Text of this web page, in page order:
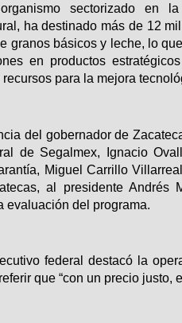
organismo sectorizado en
ha destinado más de 12
granos básicos y leche, lo
en productos
para la mejora
del gobernador de
de Segalmex, Ignacio
Miguel Carrillo
al presidente Andrés
evaluación del programa.
federal destacó la
que “con un precio justo,